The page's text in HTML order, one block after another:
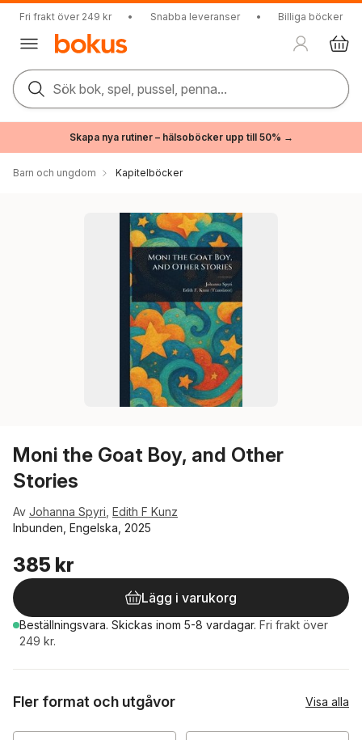
Fri frakt över 249 kr • Snabba leveranser • Billiga böcker
Sök bok, spel, pussel, penna...
Skapa nya rutiner – hälsoböcker upp till 50% →
Barn och ungdom Kapitelböcker
Moni the Goat Boy, and Other
Stories
Av Johanna Spyri Edith F Kunz
Inbunden, Engelska, 2025
385 kr
Lägg i varukorg
Beställningsvara. Skickas inom 5-8 vardagar. Fri frakt över
249 kr.
Fler format och utgåvor Visa alla